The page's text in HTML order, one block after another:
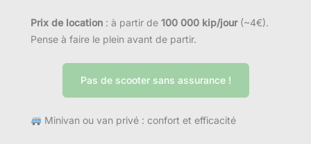
Prix de location : à partir de 100 000 kip/jour(~4€).
Pense à faire le plein avant de partir.
Pas de scooter sans assurance !
Minivan ou van privé : confort et efficacité